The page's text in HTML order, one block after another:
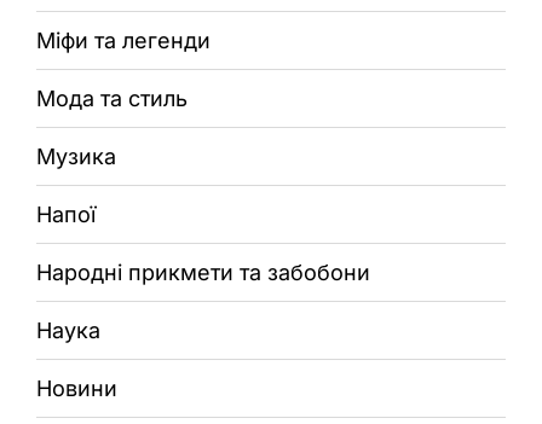
Міфи та легенди
Мода та стиль
Музика
Напої
Народні прикмети та забобони
Наука
Новини